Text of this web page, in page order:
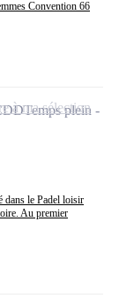
Convention 66
dans le Padel loisir
Au premier
Temps plein
à ma sélection